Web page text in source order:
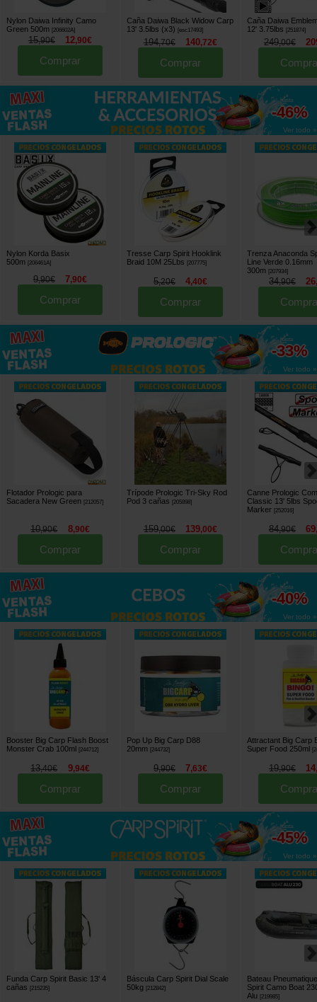
Nylon Daiwa Infinity Camo
Green 500m [206602A]
15,90€ 12,90€
Comprar
Caña Daiwa Black Widow Carp
13' 3.5lbs (x3)
[esc17493]
194,70€ 140,72€
Comprar
Caña Daiwa
12' 3.75lbs
[251874]
249,00€
hasta
-46%
Ver todo »
Nylon Korda Basix
500m [206461A]
9,90€ 7,90€
Comprar
Tresse Carp Spirit Hooklink
Braid 10M 25Lbs
[207775]
5,20€ 4,40€
Comprar
Trenza Anaconda
Line Verde 0.16mm
300m [207934]
34,90€ 26
hasta
-33%
Ver todo »
Flotador Prologic para
Sacadera New Green
212057]
10,90€ 8,90€
Comprar
Trípode Prologic Tri-Sky Rod
Pod 3 cañas
205898]
159,00€ 139,00€
Comprar
Canne Prologic
Classic 13' 5lbs
Marker
252016]
84,90€ 69
hasta
-40%
Ver todo »
Booster Big Carp Flash Boost
Monster Crab 100ml [244712]
13,40€ 9,94€
Comprar
Pop Up Big Carp D88
20mm [244732]
9,90€ 7,63€
Comprar
Attractant Big Carp
Super Food 250ml [
19,90€ 14
hasta
-45%
Ver todo »
Funda Carp Spirit Basic 13' 4
cañas
[215235]
Báscula Carp Spirit Dial Scale
50kg [212842]
Bateau
Spirit Camo Boat
Alu
[219985]